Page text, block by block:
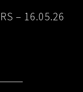
– 16.05.26